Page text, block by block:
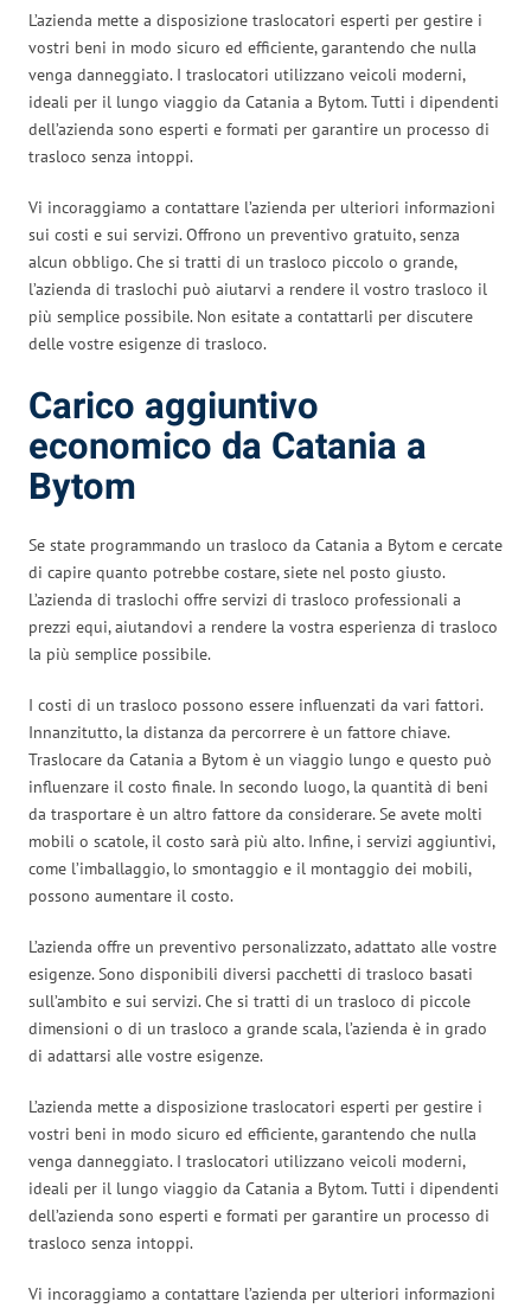
L’azienda mette a disposizione traslocatori esperti per gestire i
vostri beni in modo sicuro ed efficiente, garantendo che nulla
venga danneggiato. I traslocatori utilizzano veicoli moderni,
ideali per il lungo viaggio da Catania a Bytom. Tutti i dipendenti
dell’azienda sono esperti e formati per garantire un processo di
trasloco senza intoppi.
Vi incoraggiamo a contattare l’azienda per ulteriori informazioni
sui costi e sui servizi. Offrono un preventivo gratuito, senza
alcun obbligo. Che si tratti di un trasloco piccolo o grande,
l’azienda di traslochi può aiutarvi a rendere il vostro trasloco il
più semplice possibile. Non esitate a contattarli per discutere
delle vostre esigenze di trasloco.
Carico aggiuntivo
economico da Catania a
Bytom
Se state programmando un trasloco da Catania a Bytom e cercate
di capire quanto potrebbe costare, siete nel posto giusto.
L’azienda di traslochi offre servizi di trasloco professionali a
prezzi equi, aiutandovi a rendere la vostra esperienza di trasloco
la più semplice possibile.
I costi di un trasloco possono essere influenzati da vari fattori.
Innanzitutto, la distanza da percorrere è un fattore chiave.
Traslocare da Catania a Bytom è un viaggio lungo e questo può
influenzare il costo finale. In secondo luogo, la quantità di beni
da trasportare è un altro fattore da considerare. Se avete molti
mobili o scatole, il costo sarà più alto. Infine, i servizi aggiuntivi,
come l’imballaggio, lo smontaggio e il montaggio dei mobili,
possono aumentare il costo.
L’azienda offre un preventivo personalizzato, adattato alle vostre
esigenze. Sono disponibili diversi pacchetti di trasloco basati
sull’ambito e sui servizi. Che si tratti di un trasloco di piccole
dimensioni o di un trasloco a grande scala, l’azienda è in grado
di adattarsi alle vostre esigenze.
L’azienda mette a disposizione traslocatori esperti per gestire i
vostri beni in modo sicuro ed efficiente, garantendo che nulla
venga danneggiato. I traslocatori utilizzano veicoli moderni,
ideali per il lungo viaggio da Catania a Bytom. Tutti i dipendenti
dell’azienda sono esperti e formati per garantire un processo di
trasloco senza intoppi.
Vi incoraggiamo a contattare l’azienda per ulteriori informazioni